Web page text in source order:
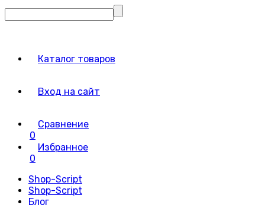
Каталог товаров
Вход на сайт
Сравнение
0
Избранное
0
Shop-Script
Shop-Script
Блог